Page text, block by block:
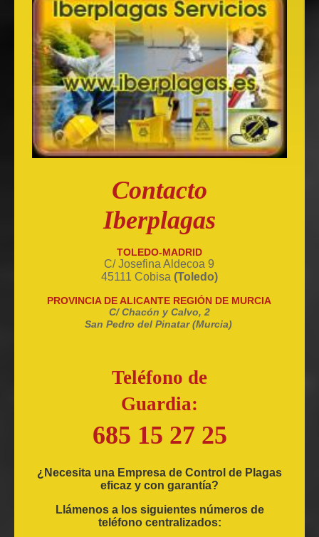
Contacto
Iberplagas
TOLEDO-MADRID
C/ Josefina Aldecoa 9
45111 Cobisa (Toledo)
PROVINCIA DE ALICANTE REGIÓN DE MURCIA
C/ Chacón y Calvo, 2
San Pedro del Pinatar (Murcia)
Teléfono de
Guardia:
685 15 27 25
¿Necesita una Empresa de Control de Plagas
eficaz y con garantía?
Llámenos a los siguientes números de
teléfono centralizados: